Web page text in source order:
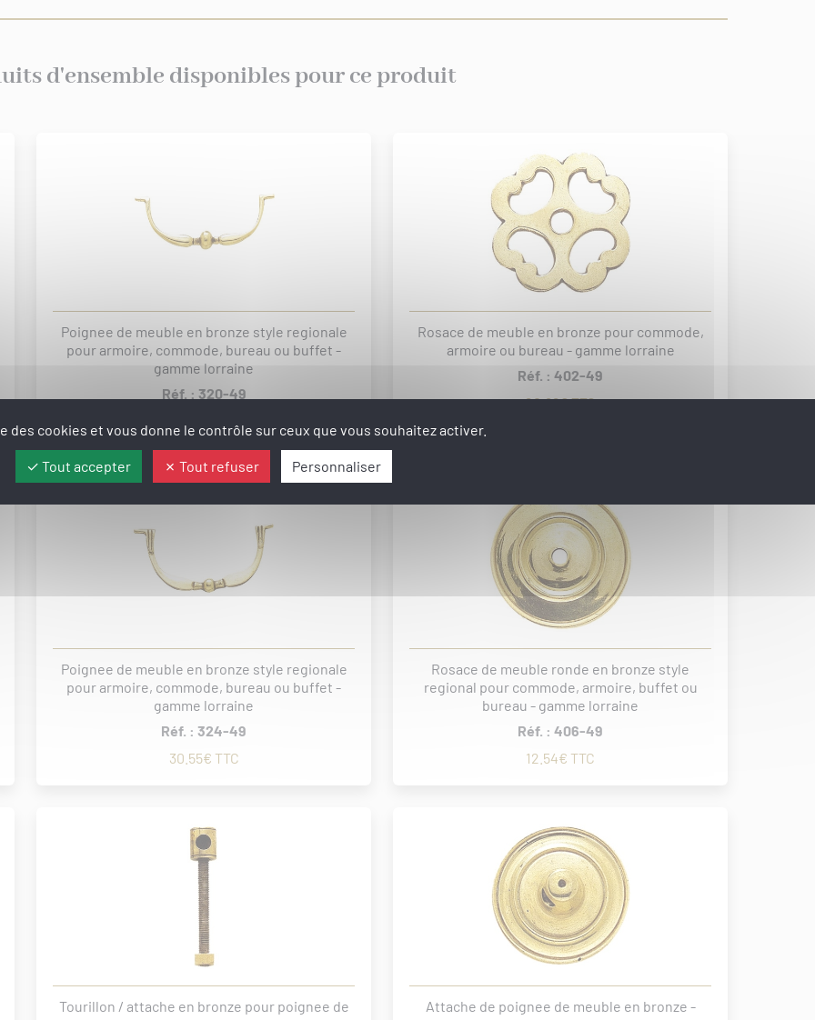
d'ensemble disponibles pour ce produit
Poignee de meuble en bronze style regionale
pour armoire, commode, bureau ou buffet -
gamme lorraine
Réf. : 320-49
Rosace de meuble en bronze pour commode,
armoire ou bureau - gamme lorraine
Réf. : 402-49
20.96€ TTC
Poignee de meuble en bronze style regionale
pour armoire, commode, bureau ou buffet -
gamme lorraine
Réf. : 324-49
30.55€ TTC
Rosace de meuble ronde en bronze style
regional pour commode, armoire, buffet ou
bureau - gamme lorraine
Réf. : 406-49
12.54€ TTC
Tourillon / attache en bronze pour poignee de
Attache de poignee de meuble en bronze -
des cookies et vous donne le contrôle sur ceux que vous souhaitez activer.
Tout accepter Tout refuser Personnaliser